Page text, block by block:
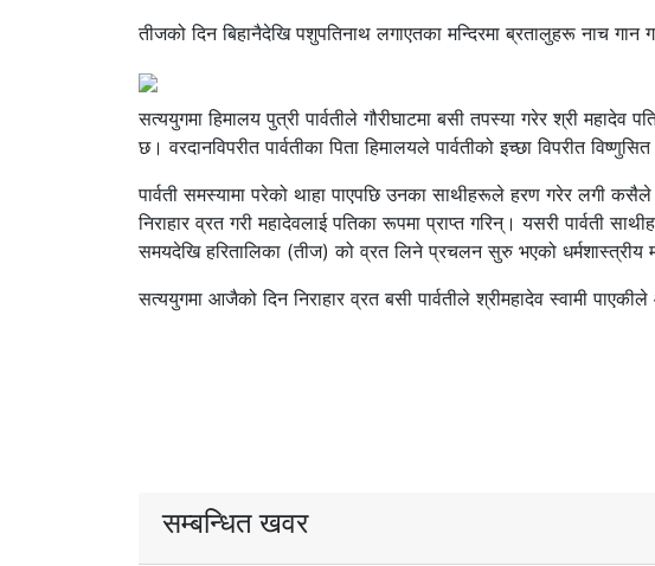
तीजको दिन बिहानैदेखि पशुपतिनाथ लगाएतका मन्दिरमा ब्रतालुहरू नाच गान
सत्ययुगमा हिमालय पुत्री पार्वतीले गौरीघाटमा बसी तपस्या गरेर श्री महादेव
छ। वरदानविपरीत पार्वतीका पिता हिमालयले पार्वतीको इच्छा विपरीत
पार्वती समस्यामा परेको थाहा पाएपछि उनका साथीहरूले हरण गरेर लगी
निराहार व्रत गरी महादेवलाई पतिका रूपमा प्राप्त गरिन्। यसरी पार्वती
समयदेखि हरितालिका (तीज) को व्रत लिने प्रचलन सुरु भएको धर्मशास्त्रीय
सत्ययुगमा आजैको दिन निराहार व्रत बसी पार्वतीले श्रीमहादेव स्वामी
सम्बन्धित खवर